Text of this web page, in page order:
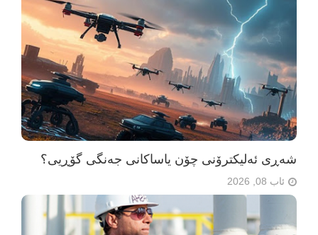
شەڕی ئەلیکترۆنی چۆن یاساکانی جەنگی گۆڕیی؟
ئاب 08, 2026